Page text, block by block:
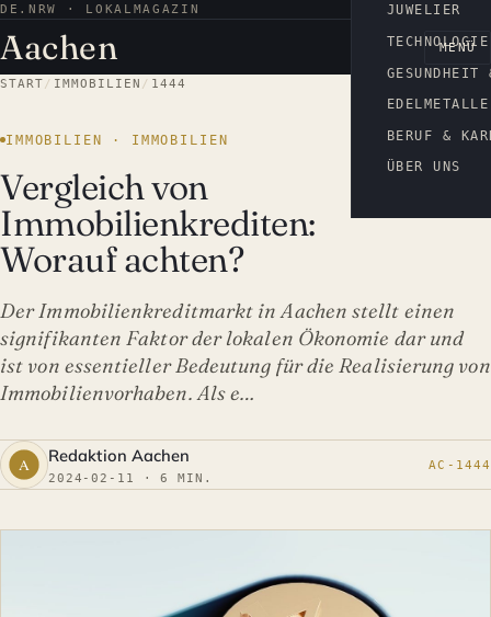
DE.NRW · LOKALMAGAZIN AACHEN
Aachen MENÜ
JUWELIER
EDELMETALLE
BERUF &
ÜBER UNS
START/ IMMOBILIEN / 1444
IMMOBILIEN · IMMOBILIEN
Vergleich von
Immobilienkrediten:
Worauf achten?
Der Immobilienkreditmarkt in Aachen stellt einen
signifikanten Faktor der lokalen Ökonomie dar und
ist von essentieller Bedeutung für die Realisierung von
Immobilienvorhaben. Als e…
Redaktion Aachen
2024-02-11 · 6 MIN.
AC-1444